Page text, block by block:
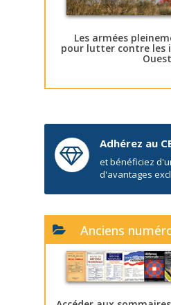
Les armées
pour lutter contre les
Ouest
Adhérez au
et bénéficiez
d'avantages
Anciens